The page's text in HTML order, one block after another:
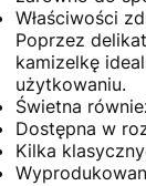
Właściwości
Poprzez
kamizelkę
użytkowaniu.
Świetna
Dostępna w
Kilka